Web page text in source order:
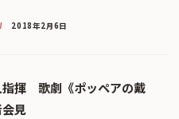
2018年2月6日
指揮 歌劇《ポッペアの戴
見